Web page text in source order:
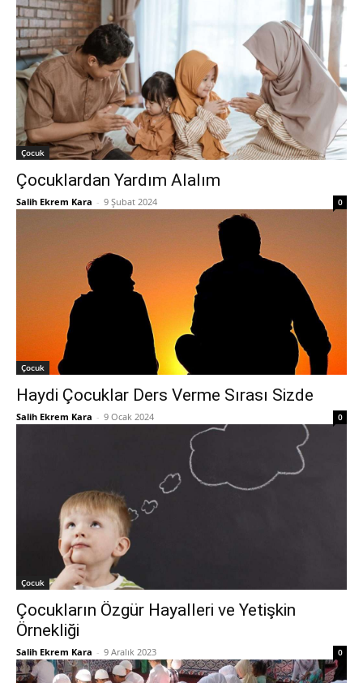
Çocuk
Çocuklardan Yardım Alalım
Salih Ekrem Kara - 9 Şubat 2024 0
Çocuk
Haydi Çocuklar Ders Verme Sırası Sizde
Salih Ekrem Kara - 9 Ocak 2024 0
Çocuk
Çocukların Özgür Hayalleri ve Yetişkin
Örnekliği
Salih Ekrem Kara - 9 Aralık 2023 0